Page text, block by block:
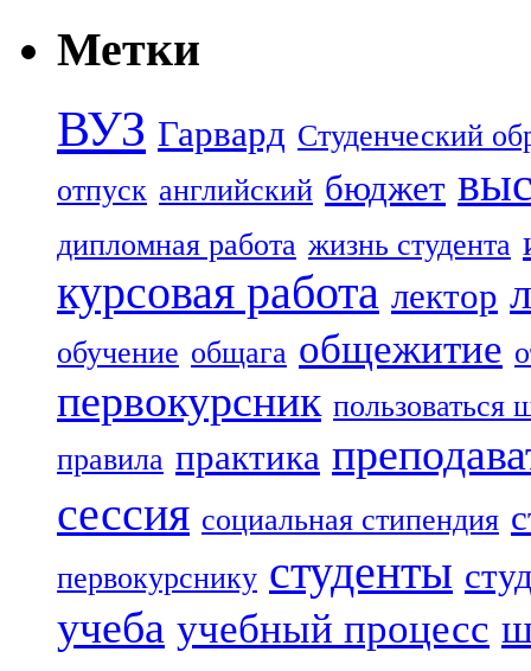
Метки
ВУЗ Гарвард Студенческий
отпуск английский бюджет
дипломная работа жизнь студента
курсовая работа лектор
обучение общага общежитие
первокурсник пользоваться
правила практика
сессия социальная стипендия
первокурснику студенты
учеба учебный процесс